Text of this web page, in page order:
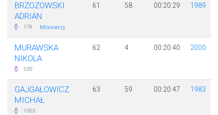
BRZOZOWSKI
ADRIAN
179 · Milionerzy
61 58 00:20:29 1989
MURAWSKA
NIKOLA
530
62 4 00:20:40 2000
GAJGAŁOWICZ
MICHAŁ
1003
63 59 00:20:47 1983